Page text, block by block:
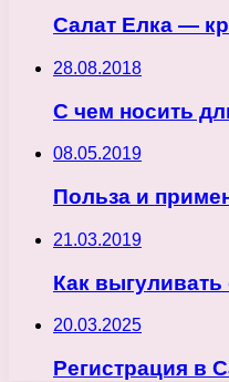
Салат Елка —
28.08.2018
С чем носить
08.05.2019
Польза и
21.03.2019
Как
20.03.2025
Регистрация в